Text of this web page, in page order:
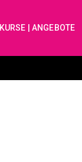
KURSE | ANGEBOTE